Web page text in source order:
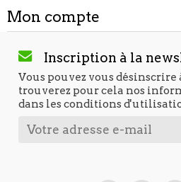
Mon compte
Inscription à la
Vous pouvez vous
trouverez pour cela nos
dans les conditions